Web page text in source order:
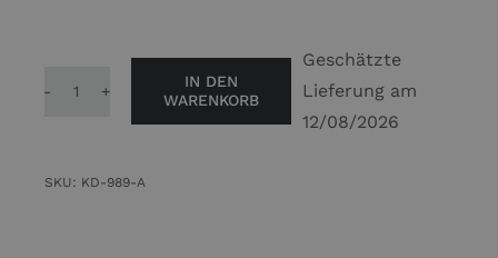
Holzbesen
IN DEN
WARENKORB
Geschätzte
Lieferung am
12/08/2026
SKU: KD-989-A